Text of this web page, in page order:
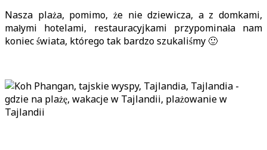
Nasza plaża, pomimo, że nie dziewicza, a z domkami,
małymi hotelami, restauracyjkami przypominała nam
koniec świata, którego tak bardzo szukaliśmy 🙂